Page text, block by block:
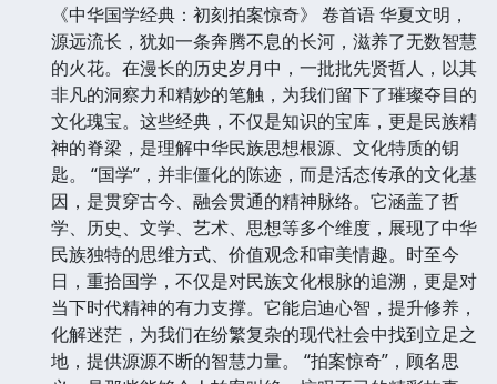
《中华国学经典：初刻拍案惊奇》 卷首语 华夏文明，
源远流长，犹如一条奔腾不息的长河，滋养了无数智慧
的火花。在漫长的历史岁月中，一批批先贤哲人，以其
非凡的洞察力和精妙的笔触，为我们留下了璀璨夺目的
文化瑰宝。这些经典，不仅是知识的宝库，更是民族精
神的脊梁，是理解中华民族思想根源、文化特质的钥
匙。 “国学”，并非僵化的陈迹，而是活态传承的文化基
因，是贯穿古今、融会贯通的精神脉络。它涵盖了哲
学、历史、文学、艺术、思想等多个维度，展现了中华
民族独特的思维方式、价值观念和审美情趣。时至今
日，重拾国学，不仅是对民族文化根脉的追溯，更是对
当下时代精神的有力支撑。它能启迪心智，提升修养，
化解迷茫，为我们在纷繁复杂的现代社会中找到立足之
地，提供源源不断的智慧力量。 “拍案惊奇”，顾名思